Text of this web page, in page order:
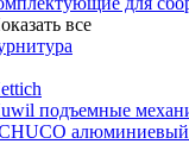
все
подъемные